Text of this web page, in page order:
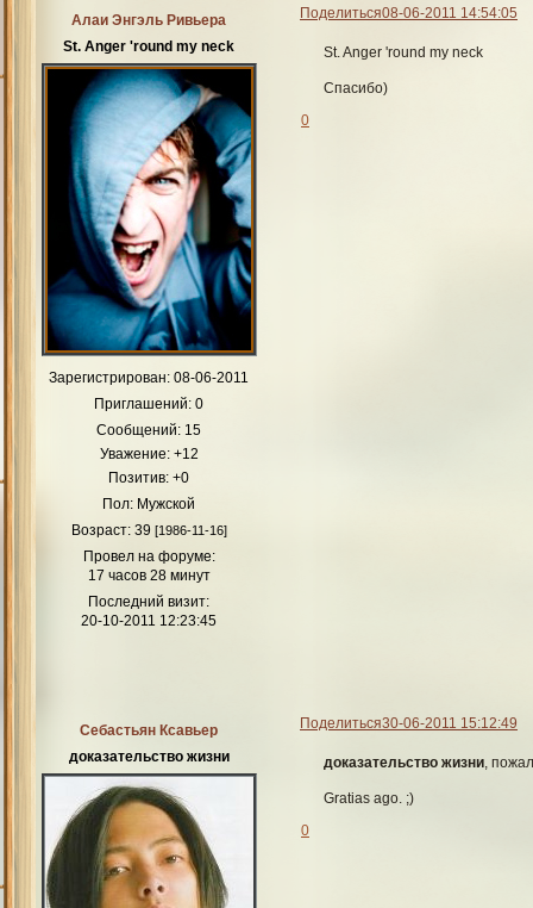
Поделиться08-06-2011 14:54:05
Алаи Энгэль Ривьера
St. Anger 'round my neck
Зарегистрирован: 08-06-2011
Приглашений: 0
Сообщений: 15
Уважение: +12
Позитив: +0
Пол: Мужской
Возраст:39 [1986-11-16]
Провел на форуме:
17 часов 28 минут
Последний визит:
20-10-2011 12:23:45
St. Anger 'round my neck
Спасибо)
0
Поделиться30-06-2011 15:12:49
Себастьян Ксавьер
доказательство жизни
доказательство жизни,
Gratias ago. ;)
0